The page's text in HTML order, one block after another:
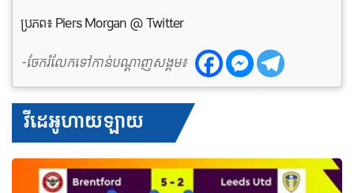
ប្រភព៖ Piers Morgan @ Twitter
-ចែករំលែកទៅកាន់បណ្តាញសង្គម៖
វីដេអូហាយឡាយ